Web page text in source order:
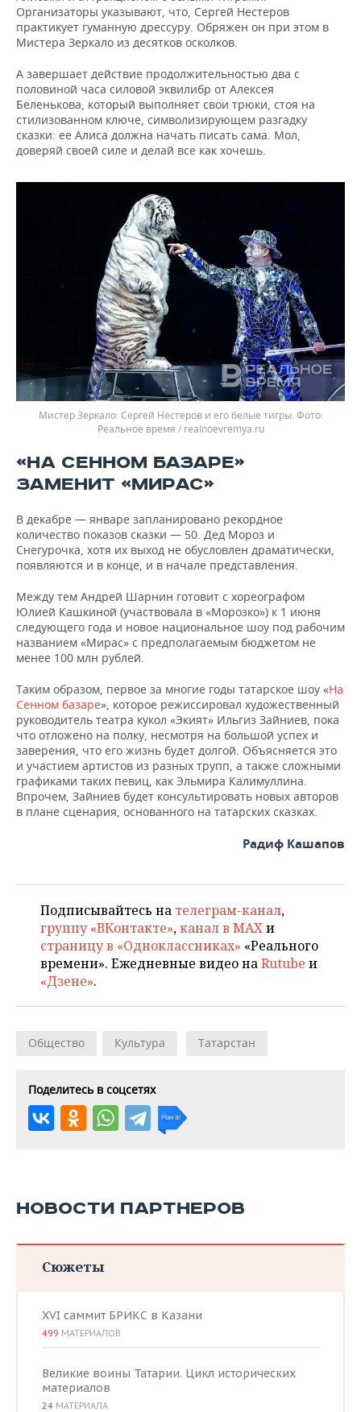
Организаторы указывают, что, Сергей Нестеров
практикует гуманную дрессуру. Обряжен он при этом в
Мистера Зеркало из десятков осколков.
А завершает действие продолжительностью два с
половиной часа силовой эквилибр от Алексея
Беленькова, который выполняет свои трюки, стоя на
стилизованном ключе, символизирующем разгадку
сказки: ее Алиса должна начать писать сама. Мол,
доверяй своей силе и делай все как хочешь.
Мистер Зеркало: Сергей Нестеров и его белые тигры.
Реальное время / realnoevremya.ru
«НА СЕННОМ БАЗАРЕ»
ЗАМЕНИТ «МИРАС»
В декабре — январе запланировано рекордное
количество показов сказки — 50. Дед Мороз и
Снегурочка, хотя их выход не обусловлен драматически,
появляются и в конце, и в начале представления.
Между тем Андрей Шарнин готовит с хореографом
Юлией Кашкиной (участвовала в «Морозко») к 1 июня
следующего года и новое национальное шоу под рабочим
названием «Мирас» с предполагаемым бюджетом не
менее 100 млн рублей.
Таким образом, первое за многие годы татарское шоу «На
Сенном базаре», которое режиссировал художественный
руководитель театра кукол «Экият» Ильгиз Зайниев, пока
что отложено на полку, несмотря на большой успех и
заверения, что его жизнь будет долгой. Объясняется это
и участием артистов из разных трупп, а также сложными
графиками таких певиц, как Эльмира Калимуллина.
Впрочем, Зайниев будет консультировать новых авторов
в плане сценария, основанного на татарских сказках.
Радиф Кашапов
Подписывайтесь на телеграм-канал,
группу «ВКонтакте»,канал в MAXи
страницу в «Одноклассниках» «Реального
времени». Ежедневные видео наRutube и
«Дзене».
Общество Культура Татарстан
Поделитесь в соцсетях
НОВОСТИ ПАРТНЕРОВ
Сюжеты
XVI саммит БРИКС в Казани
499 МАТЕРИАЛОВ
Великие воины Татарии. Цикл исторических
материалов
24 МАТЕРИАЛА